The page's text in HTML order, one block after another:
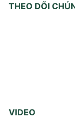
THEO DÕI
VIDEO